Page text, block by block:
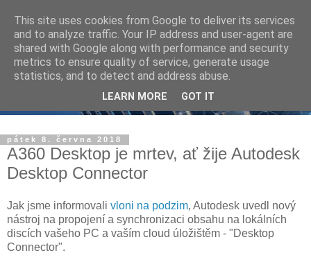
pátek 8. června 2018
A360 Desktop je mrtev, ať žije Autodesk
Desktop Connector
Jak jsme informovali vloni na podzim, Autodesk uvedl nový
nástroj na propojení a synchronizaci obsahu na lokálních
discích vašeho PC a vaším cloud úložištěm - "Desktop
Connector".
This site uses cookies from Google to deliver its services
and to analyze traffic. Your IP address and user-agent are
shared with Google along with performance and security
metrics to ensure quality of service, generate usage
statistics, and to detect and address abuse.
LEARN MORE GOT IT